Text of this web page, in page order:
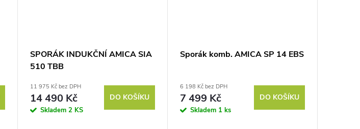
SPORÁK INDUKČNÍ AMICA SIA
510 TBB
11 975 Kč bez DPH
14 490 Kč
Skladem 2 KS
DO KOŠÍKU
Sporák komb. AMICA SP 14 EBS
6 198 Kč bez DPH
7 499 Kč
Skladem 1 ks
DO KOŠÍKU